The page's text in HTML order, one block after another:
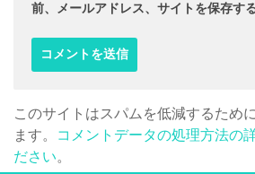
前、メールアドレス、サイトを保存する
このサイトはスパムを低減するため
ます。
コメントデータの処理方法の
ださい。